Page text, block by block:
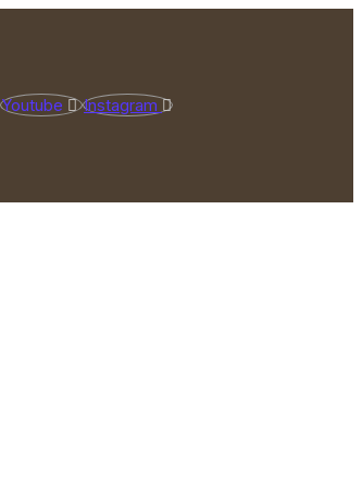
Youtube
Instagram